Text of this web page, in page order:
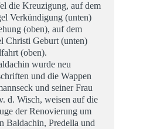
die Kreuzigung, auf dem
Verkündigung (unten)
(oben), auf dem
Christi Geburt (unten)
(oben).
wurde neu
und die Wappen
und seiner Frau
d. Wisch, weisen auf die
der Renovierung um
Baldachin, Predella und